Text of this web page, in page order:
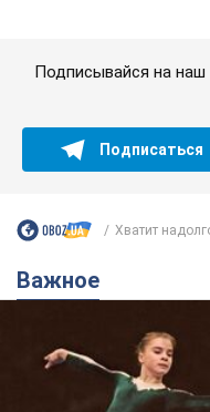
Важное
Украинская
США и впервые
сложилась судьба